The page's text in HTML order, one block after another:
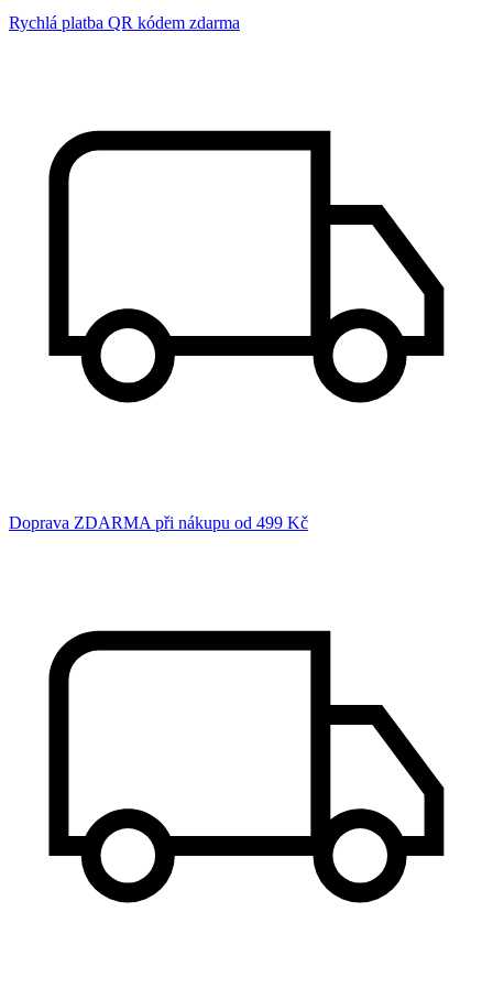
Rychlá platba QR kódem zdarma
Doprava ZDARMA při nákupu od 499 Kč